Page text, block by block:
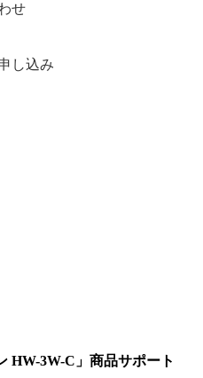
せ
し込み
HW-3W-C」商品サポート